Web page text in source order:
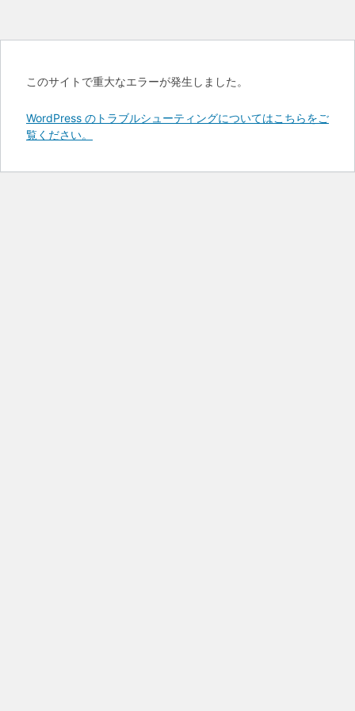
このサイトで重大なエラーが発生しました。
WordPress のトラブルシューティングについてはこちらをご
覧ください。